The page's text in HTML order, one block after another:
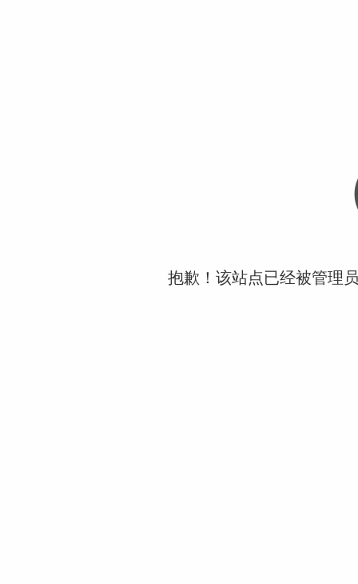
抱歉！该站点已经被管理